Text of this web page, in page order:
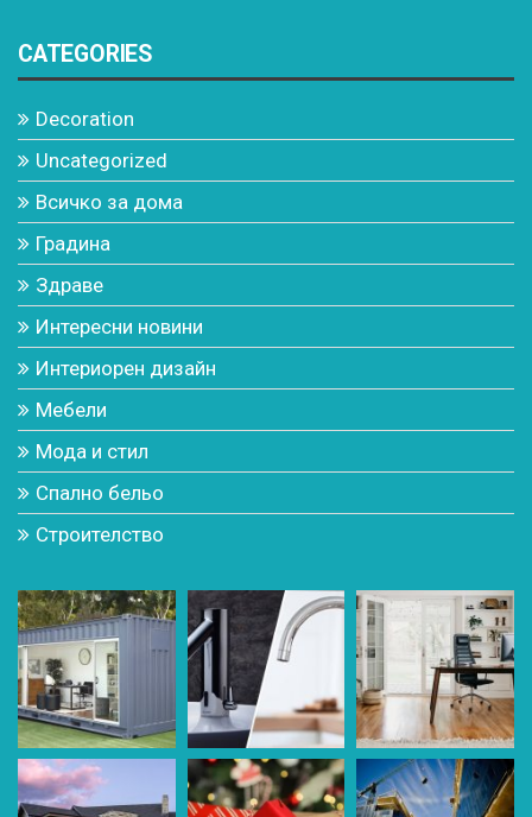
CATEGORIES
Decoration
Uncategorized
Всичко за дома
Градина
Здраве
Интересни новини
Интериорен дизайн
Мебели
Мода и стил
Спално бельо
Строителство